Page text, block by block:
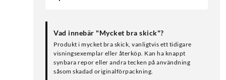
Vad innebär "Mycket bra skick"?
Produkt i mycket bra skick, vanligtvis ett tidigare
visningsexemplar eller återköp. Kan ha knappt
synbara repor eller andra tecken på användning
såsom skadad originalförpackning.